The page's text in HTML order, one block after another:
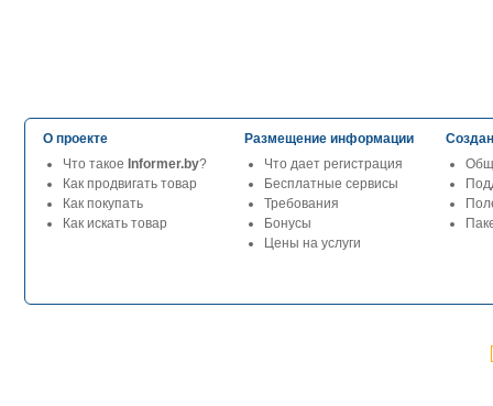
О проекте
Что такое Informer.by?
Как продвигать товар
Как покупать
Как искать товар
Размещение информации
Что дает регистрация
Бесплатные сервисы
Требования
Бонусы
Цены на услуги